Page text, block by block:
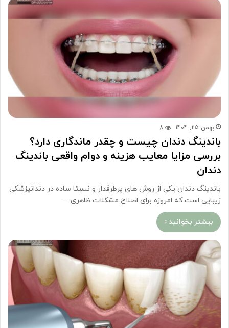
بهمن 25, 1404 8
باندینگ دندان چیست و چقدر ماندگاری دارد؟
بررسی مزایا معایب هزینه و دوام واقعی باندینگ
دندان
باندینگ دندان یکی از روش های پرطرفدار و نسبتا ساده در دندانپزشکی
زیبایی است که امروزه برای اصلاح مشکلات ظاهری…
بیشتر بخوانید »